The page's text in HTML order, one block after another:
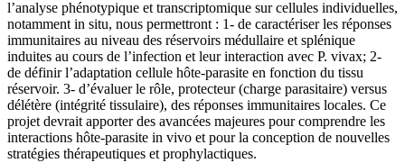
l’analyse phénotypique et transcriptomique sur cellules individuelles,
notamment in situ, nous permettront : 1- de caractériser les réponses
immunitaires au niveau des réservoirs médullaire et splénique
induites au cours de l’infection et leur interaction avec P. vivax; 2-
de définir l’adaptation cellule hôte-parasite en fonction du tissu
réservoir. 3- d’évaluer le rôle, protecteur (charge parasitaire) versus
délétère (intégrité tissulaire), des réponses immunitaires locales. Ce
projet devrait apporter des avancées majeures pour comprendre les
interactions hôte-parasite in vivo et pour la conception de nouvelles
stratégies thérapeutiques et prophylactiques.